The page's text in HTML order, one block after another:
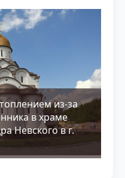
из-за
в храме
Невского в г.